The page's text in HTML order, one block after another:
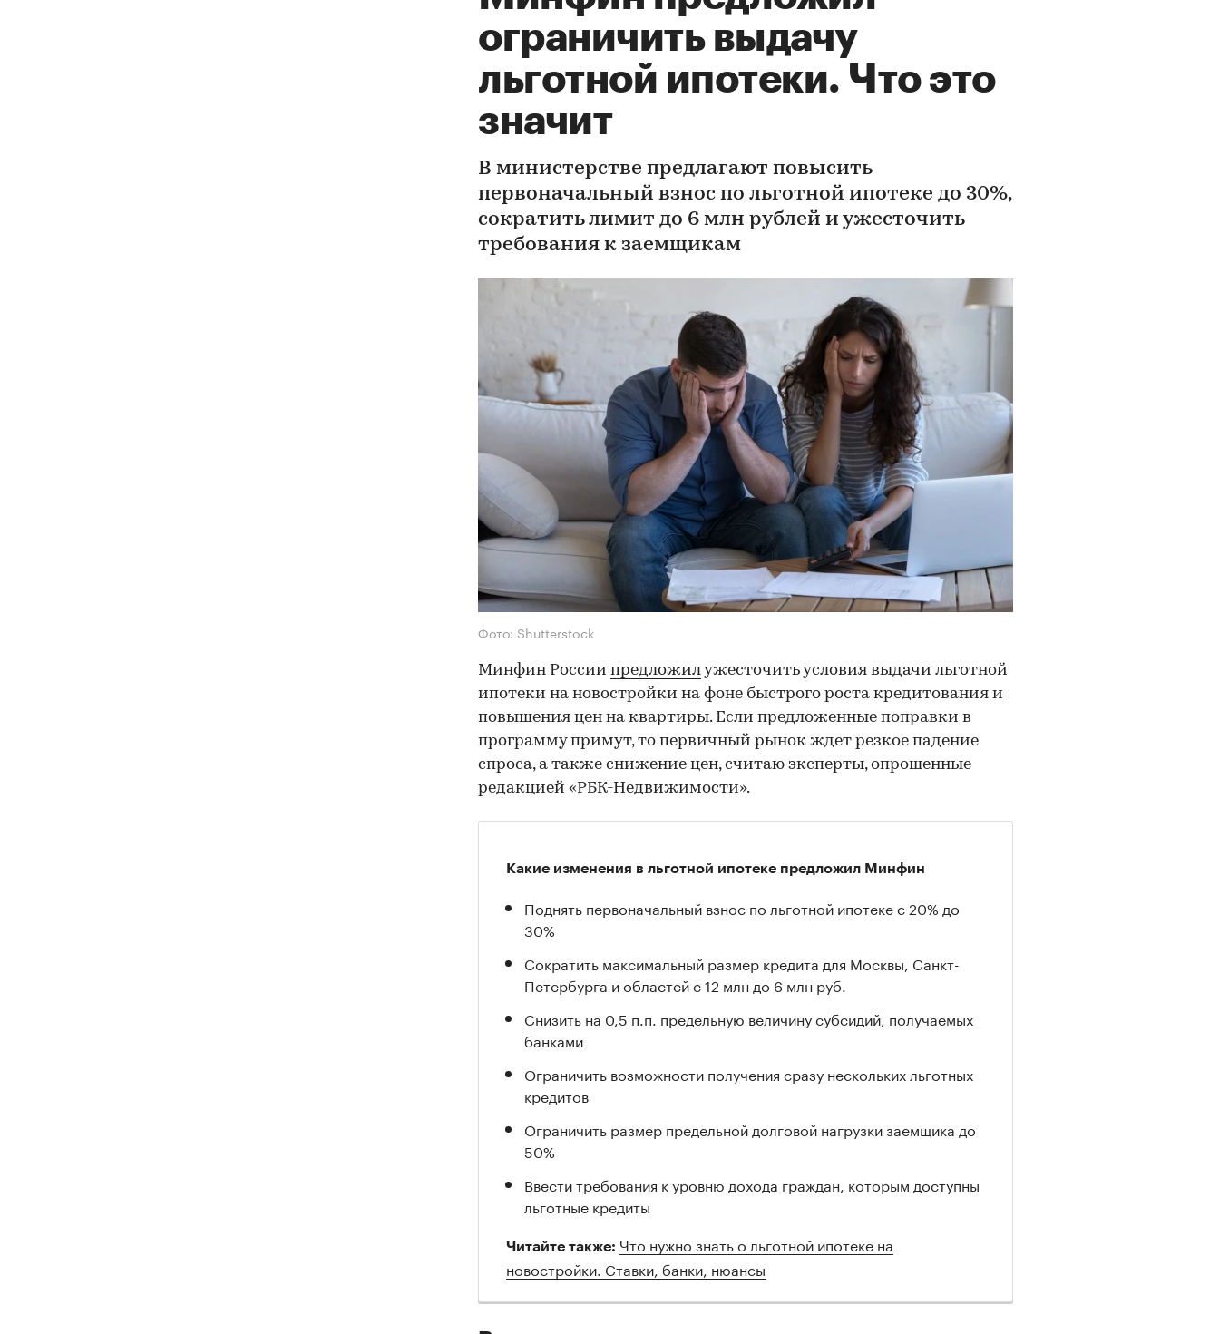
ограничить выдачу
льготной ипотеки. Что это
значит
В министерстве предлагают повысить
первоначальный взнос по льготной ипотеке до 30%,
сократить лимит до 6 млн рублей и ужесточить
требования к заемщикам
Фото: Shutterstock
Минфин России предложилужесточить условия выдачи льготной
ипотеки на новостройки на фоне быстрого роста кредитования и
повышения цен на квартиры. Если предложенные поправки в
программу примут, то первичный рынок ждет резкое падение
спроса, а также снижение цен, считаю эксперты, опрошенные
редакцией «РБК-Недвижимости».
Какие изменения в льготной ипотеке предложил Минфин
Поднять первоначальный взнос по льготной ипотеке с 20% до
30%
Сократить максимальный размер кредита для Москвы, Санкт-
Петербурга и областей c 12 млн до 6 млн руб.
Снизить на 0,5 п.п. предельную величину субсидий, получаемых
банками
Ограничить возможности получения сразу нескольких льготных
кредитов
Ограничить размер предельной долговой нагрузки заемщика до
50%
Ввести требования к уровню дохода граждан, которым доступны
льготные кредиты
Читайте также: Что нужно знать о льготной ипотеке на
новостройки. Ставки, банки, нюансы